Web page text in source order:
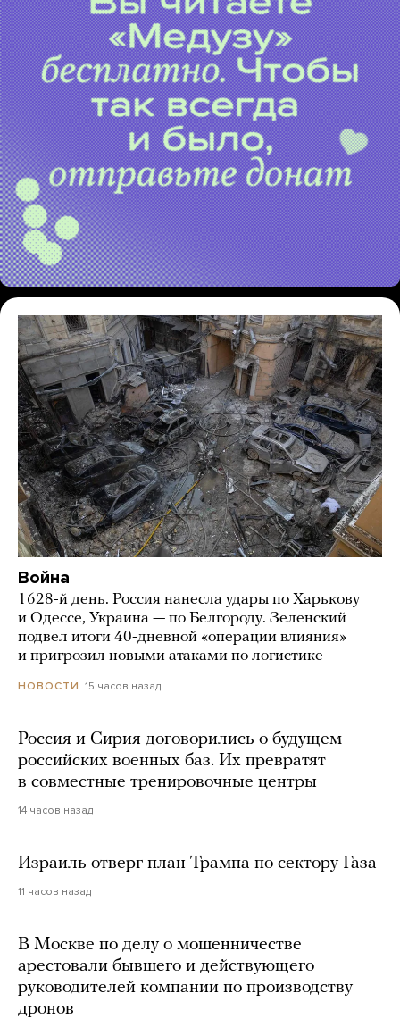
Война
1628-й день. Россия нанесла удары по Харькову
и Одессе, Украина — по Белгороду. Зеленский
подвел итоги 40-дневной «операции влияния»
и пригрозил новыми атаками по логистике
НОВОСТИ 15 часов назад
Россия и Сирия договорились о будущем
российских военных баз. Их превратят
в совместные тренировочные центры
14 часов назад
Израиль отверг план Трампа по сектору Газа
11 часов назад
В Москве по делу о мошенничестве
арестовали бывшего и действующего
руководителей компании по производству
дронов